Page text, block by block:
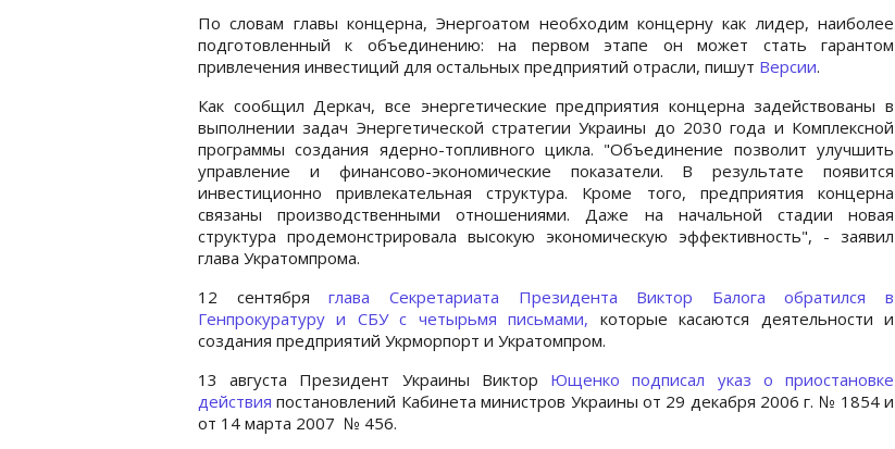
По словам главы концерна, Энергоатом необходим концерну как лидер, наиболее
подготовленный к объединению: на первом этапе он может стать гарантом
привлечения инвестиций для остальных предприятий отрасли, пишут Версии.
Как сообщил Деркач, все энергетические предприятия концерна задействованы в
выполнении задач Энергетической стратегии Украины до 2030 года и Комплексной
программы создания ядерно-топливного цикла. "Объединение позволит улучшить
управление и финансово-экономические показатели. В результате появится
инвестиционно привлекательная структура. Кроме того, предприятия концерна
связаны производственными отношениями. Даже на начальной стадии новая
структура продемонстрировала высокую экономическую эффективность", - заявил
глава Укратомпрома.
12 сентябряглава Секретариата Президента Виктор Балога обратился в
Генпрокуратуру и СБУ с четырьмя письмами, которые касаются деятельности и
создания предприятий Укрморпорт и Укратомпром.
13 августа Президент Украины Виктор Ющенко подписал указ о приостановке
действия постановлений Кабинета министров Украины от 29 декабря 2006 г. № 1854 и
от 14 марта 2007 № 456.